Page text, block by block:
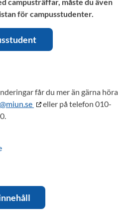
för campusstudenter.
får du mer än gärna höra
eller på telefon 010-